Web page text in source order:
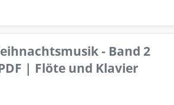
- Band 2
| Flöte und Klavier